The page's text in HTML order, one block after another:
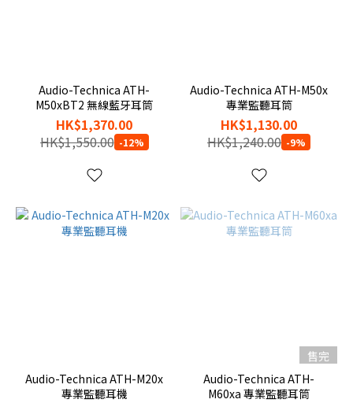
Audio-Technica ATH-
M50xBT2 無線藍牙耳筒
HK$1,370.00
HK$1,550.00 -12%
Audio-Technica ATH-M50x
專業監聽耳筒
HK$1,130.00
HK$1,240.00 -9%
Audio-Technica ATH-M20x
專業監聽耳機
售完
Audio-Technica ATH-
M60xa 專業監聽耳筒